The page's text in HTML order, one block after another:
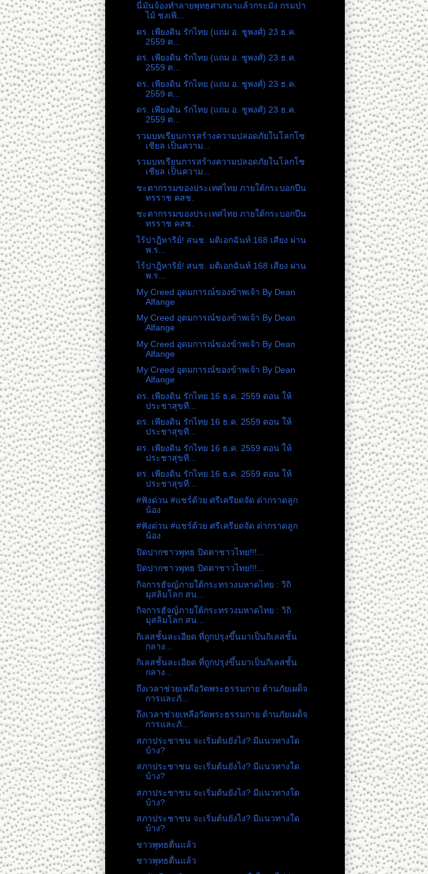
นี่มันจ้องทำลายพุทธศาสนาแล้วกระมัง กรมป่า
ไม้ ชงเพิ...
ดร. เพียงดิน รักไทย (แถม อ. ชูพงศ์) 23 ธ.ค.
2559 ต...
ดร. เพียงดิน รักไทย (แถม อ. ชูพงศ์) 23 ธ.ค.
2559 ต...
ดร. เพียงดิน รักไทย (แถม อ. ชูพงศ์) 23 ธ.ค.
2559 ต...
ดร. เพียงดิน รักไทย (แถม อ. ชูพงศ์) 23 ธ.ค.
2559 ต...
รวมบทเรียนการสร้างความปลอดภัยในโลกโซ
เชียล เป็นความ...
รวมบทเรียนการสร้างความปลอดภัยในโลกโซ
เชียล เป็นความ...
ชะตากรรมของประเทศไทย ภายใต้กระบอกปืน
ทรราช คสช.
ชะตากรรมของประเทศไทย ภายใต้กระบอกปืน
ทรราช คสช.
ไร้ปาฎิหาริย์! สนช. มติเอกฉันท์ 168 เสียง ผ่าน
พ.ร...
ไร้ปาฎิหาริย์! สนช. มติเอกฉันท์ 168 เสียง ผ่าน
พ.ร...
My Creed อุดมการณ์ของข้าพเจ้า By Dean
Alfange
My Creed อุดมการณ์ของข้าพเจ้า By Dean
Alfange
My Creed อุดมการณ์ของข้าพเจ้า By Dean
Alfange
My Creed อุดมการณ์ของข้าพเจ้า By Dean
Alfange
ดร. เพียงดิน รักไทย 16 ธ.ค. 2559 ตอน ให้
ประชาสุขที...
ดร. เพียงดิน รักไทย 16 ธ.ค. 2559 ตอน ให้
ประชาสุขที...
ดร. เพียงดิน รักไทย 16 ธ.ค. 2559 ตอน ให้
ประชาสุขที...
ดร. เพียงดิน รักไทย 16 ธ.ค. 2559 ตอน ให้
ประชาสุขที...
#ฟังด่วน #แชร์ด้วย ศรีเครียดจัด ด่ากราดลูก
น้อง
#ฟังด่วน #แชร์ด้วย ศรีเครียดจัด ด่ากราดลูก
น้อง
ปิดปากชาวพุทธ ปิดตาชาวไทย!!!...
ปิดปากชาวพุทธ ปิดตาชาวไทย!!!...
กิจการฮัจญ์ภายใต้กระทรวงมหาดไทย : วิถิ
มุสลิมโลก สน...
กิจการฮัจญ์ภายใต้กระทรวงมหาดไทย : วิถิ
มุสลิมโลก สน...
กิเลสชั้นละเอียด ที่ถูกปรุงขึ้นมาเป็นกิเลสชั้น
กลาง...
กิเลสชั้นละเอียด ที่ถูกปรุงขึ้นมาเป็นกิเลสชั้น
กลาง...
ถึงเวลาช่วยเหลือวัดพระธรรมกาย ต้านภัยเผด็จ
การและภั...
ถึงเวลาช่วยเหลือวัดพระธรรมกาย ต้านภัยเผด็จ
การและภั...
สภาประชาชน จะเริ่มต้นยังไง? มีแนวทางใด
บ้าง?
สภาประชาชน จะเริ่มต้นยังไง? มีแนวทางใด
บ้าง?
สภาประชาชน จะเริ่มต้นยังไง? มีแนวทางใด
บ้าง?
สภาประชาชน จะเริ่มต้นยังไง? มีแนวทางใด
บ้าง?
ชาวพุทธตื่นแล้ว
ชาวพุทธตื่นแล้ว